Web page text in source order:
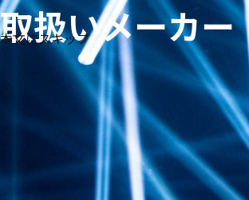
本文にスキップ
生体
信
号・
測定
メー
カー
フリ
検索
療
用
研
究
用
教
用
取扱いメーカー